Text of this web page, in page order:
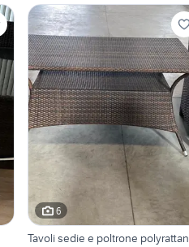
6
Tavoli sedie e poltrone polyrattan